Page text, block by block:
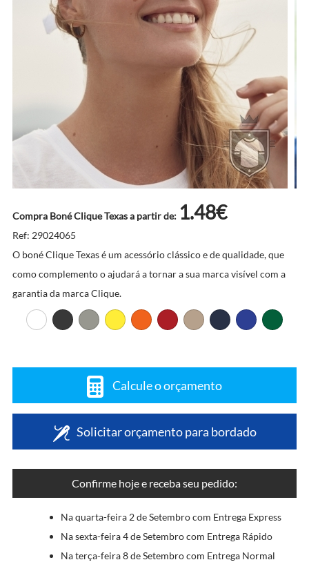
Compra Boné Clique Texas a partir de: 1.48€
Ref: 29024065
O boné Clique Texas é um acessório clássico e de qualidade, que
como complemento o ajudará a tornar a sua marca visível com a
garantia da marca Clique.
Calcule o orçamento
Solicitar orçamento para bordado
Confirme hoje e receba seu pedido:
Na quarta-feira 2 de Setembro com Entrega Express
Na sexta-feira 4 de Setembro com Entrega Rápido
Na terça-feira 8 de Setembro com Entrega Normal